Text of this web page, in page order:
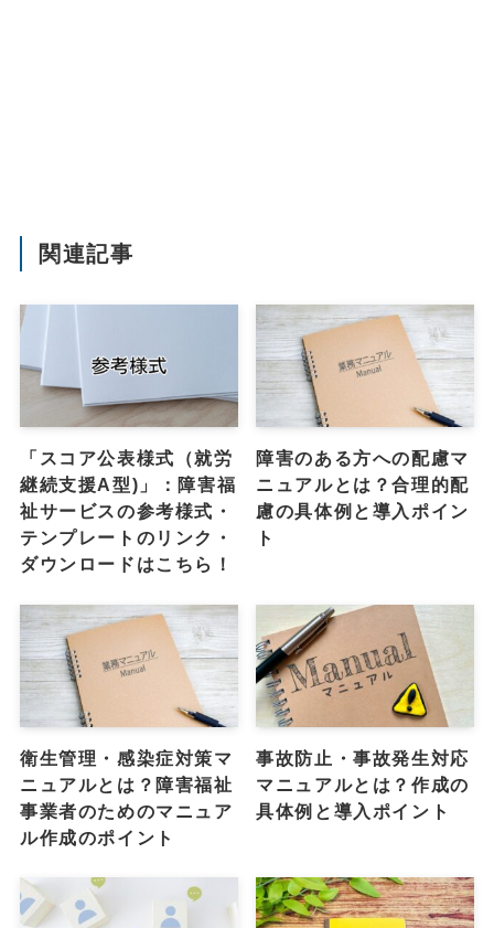
関連記事
「スコア公表様式（就労
継続支援A型)」：障害福
祉サービスの参考様式・
テンプレートのリンク・
ダウンロードはこちら！
障害のある方への配慮マ
ニュアルとは？合理的配
慮の具体例と導入ポイン
ト
衛生管理・感染症対策マ
ニュアルとは？障害福祉
事業者のためのマニュア
ル作成のポイント
事故防止・事故発生対応
マニュアルとは？作成の
具体例と導入ポイント